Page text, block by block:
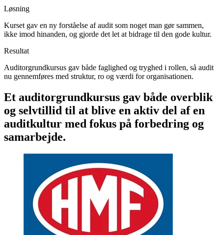
Løsning
Kurset gav en ny forståelse af audit som noget man gør sammen,
ikke imod hinanden, og gjorde det let at bidrage til den gode kultur.
Resultat
Auditorgrundkursus gav både faglighed og tryghed i rollen, så audit
nu gennemføres med struktur, ro og værdi for organisationen.
Et auditorgrundkursus gav både overblik
og selvtillid til at blive en aktiv del af en
auditkultur med fokus på forbedring og
samarbejde.